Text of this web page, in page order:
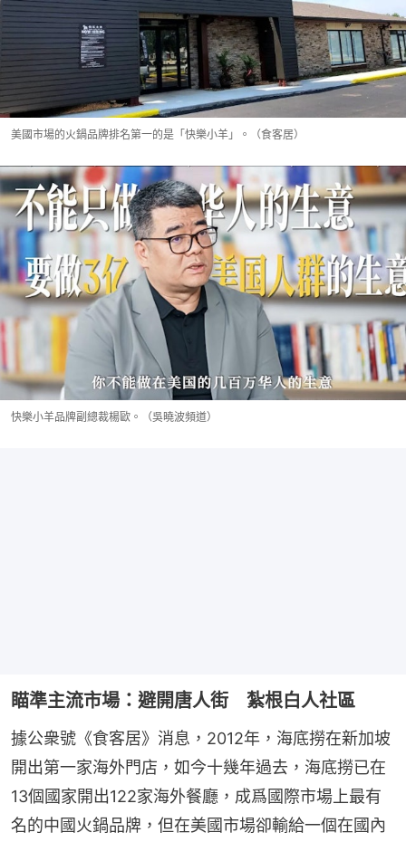
美國市場的火鍋品牌排名第一的是「快樂小羊」。（食客居）
快樂小羊品牌副總裁楊歐。（吳曉波頻道）
瞄準主流市場：避開唐人街 紮根白人社區
據公衆號《食客居》消息，2012年，海底撈在新加坡
開出第一家海外門店，如今十幾年過去，海底撈已在
13個國家開出122家海外餐廳，成爲國際市場上最有
名的中國火鍋品牌，但在美國市場卻輸給一個在國內